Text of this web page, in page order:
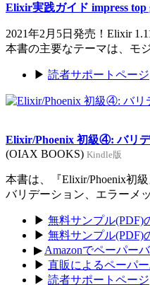
Elixir実践ガイド impress top
2021年2月5日発売！Elixir
本書の主要なテーマは、モ
▶ 読者サポートページ
Elixir/Phoenix 初級④: バリ
(OIAX BOOKS) Kindle版
本書は、『Elixir/Phoenix初
バリデーション、エラーメ
▶ 無料サンプル(PDF)
▶ 無料サンプル(PDF)
▶ Amazonでペーパー
▶ 直販によるペーパ
▶ 読者サポートページ